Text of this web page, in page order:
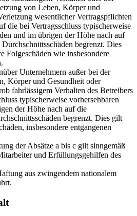
von Leben, Körper und
wesentlicher Vertragspflichten
die bei Vertragsschluss typischerweise
und im übrigen der Höhe nach auf
begrenzt. Dies
Folgeschäden wie insbesondere
Unternehmern außer bei der
Körper und Gesundheit oder
fahrlässigem Verhalten des Betreibers
typischerweise vorhersehbaren
der Höhe nach auf die
begrenzt. Dies gilt
insbesondere entgangenen
der Absätze a bis c gilt sinngemäß
und Erfüllungsgehilfen des
aus zwingendem nationalem